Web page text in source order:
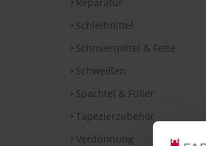
Schleifmittel
Schmiermittel & Fette
Schweißen
Spachtel & Füller
Tapezierzubehör
Verdünnung